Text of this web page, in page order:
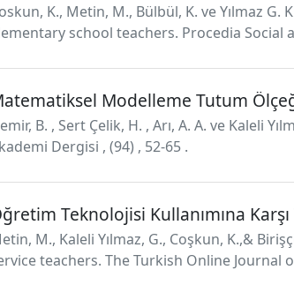
K., Metin, M., Bülbül, K. ve Yılmaz
school teachers. Procedia Social
Modelleme Tutum
B. , Sert Çelik, H. , Arı, A. A. ve Kaleli
Dergisi , (94) , 52-65 .
Teknolojisi Kullanımına
M., Kaleli Yılmaz, G., Coşkun, K.,&
teachers. The Turkish Online Journal